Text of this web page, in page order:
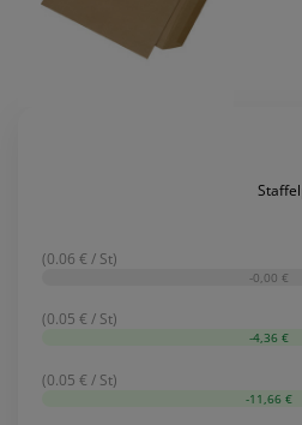
(0.06 € / St)
-0,00 €
(0.05 € / St)
-4,36 €
(0.05 € / St)
-11,66 €